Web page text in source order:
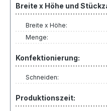
Breite x Höhe und
Breite x Höhe:
Menge:
Konfektionierung:
Schneiden:
Produktionszeit: